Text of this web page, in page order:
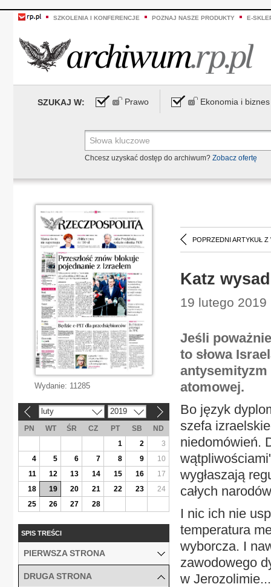
SZKOLENIA I KONFERENCJE POZNAJ NASZE PRODUKTY E-
SZUKAJ W: Prawo Ekonomia i biznes
Chcesz uzyskać dostęp do archiwum? Zobacz ofertę
POPRZEDNI ARTYKUŁ Z
Katz
19 lutego 2019
Jeśli
to słowa
atomowej.
Bo język
szefa
niedomówień.
wygłaszają
całych
I nic ich nie
temperatura
wyborcza. I
zawodowego
w Jerozolimie...
Wydanie: 11285
luty 2019
PN WT ŚR CZ PT SB
ND
1
2
3
4
5 6 7 8 9
10
11
12 13 14 15 16
17
18
19 20 21 22 23
24
25
26 27 28
SPIS TREŚCI
PIERWSZA STRONA
DRUGA STRONA